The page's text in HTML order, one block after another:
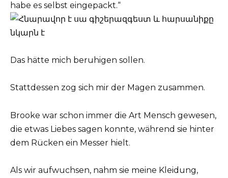
habe es selbst eingepackt.“
Das hätte mich beruhigen sollen.
Stattdessen zog sich mir der Magen zusammen.
Brooke war schon immer die Art Mensch gewesen,
die etwas Liebes sagen konnte, während sie hinter
dem Rücken ein Messer hielt.
Als wir aufwuchsen, nahm sie meine Kleidung,